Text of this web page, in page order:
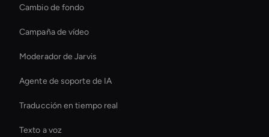
Cambio de fondo
Campaña de vídeo
Moderador de Jarvis
Agente de soporte de IA
Traducción en tiempo real
Texto a voz